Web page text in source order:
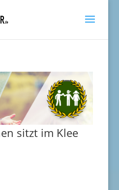
sitzt im Klee